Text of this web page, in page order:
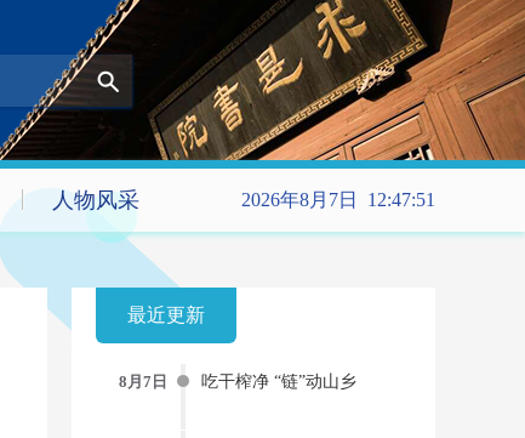
人物风采 2026年8月7日 12:47:51
最近更新
8月7日 吃干榨净 “链”动山乡